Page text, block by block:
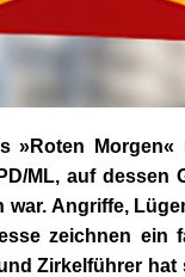
»Roten
ML, auf dessen
war. Angriffe,
zeichnen ein
Zirkelführer